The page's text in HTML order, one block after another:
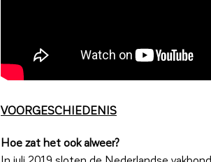
VOORGESCHIEDENIS
Hoe zat het ook alweer?
In juli 2019 sloten de Nederlandse